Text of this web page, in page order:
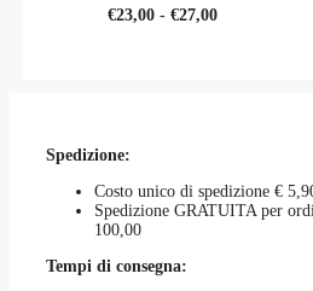
del
€27,00
€23,00 - €27,00Fascia
Questo
scelte
nella
Spedizione:
Costo unico di spedizione €
Spedizione GRATUITA per
100,00
Tempi di consegna: